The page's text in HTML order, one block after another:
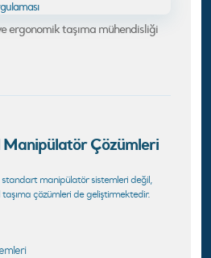
ergonomik taşıma mühendisliği
Manipülatör Çözümleri
standart manipülatör sistemleri değil,
çözümleri de geliştirmektedir.